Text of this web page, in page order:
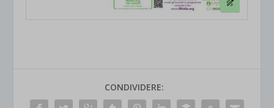
CONDIVIDERE: